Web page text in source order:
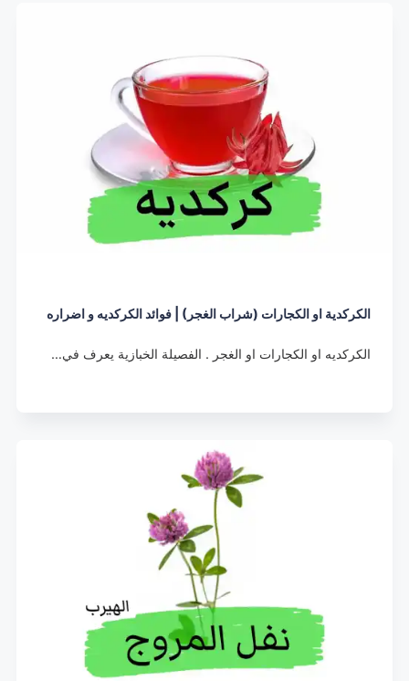
الكركدية او الكجارات (شراب الغجر) | فوائد الكركديه و اضراره
الكركديه او الكجارات او الغجر . الفصيلة الخبازية يعرف في…